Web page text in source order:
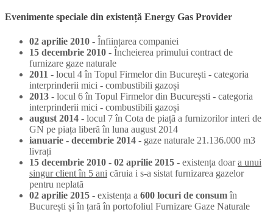
Evenimente speciale din existență Energy Gas Provider
02 aprilie 2010 - Înființarea companiei
15 decembrie 2010 - Încheierea primului contract de
furnizare gaze naturale
2011 - locul 4 în Topul Firmelor din București - categoria
interprinderii mici - combustibili gazoși
2013 - locul 6 în Topul Firmelor din Bucureșsti - categoria
interprinderii mici - combustibili gazoși
august 2014 - locul 7 în Cota de piață a furnizorilor interi de
GN pe piața liberă în luna august 2014
ianuarie - decembrie 2014 - gaze naturale 21.136.000 m3
livrați
15 decembrie 2010 - 02 aprilie 2015 - existența doara unui
singur client în 5 ani căruia i s-a sistat furnizarea gazelor
pentru neplată
02 aprilie 2015 - existența a 600 locuri de consumîn
București și în țară în portofoliul Furnizare Gaze Naturale